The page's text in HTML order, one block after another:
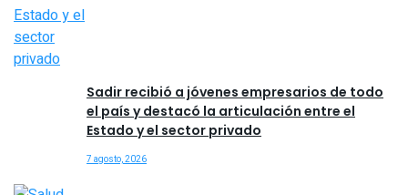
Sadir recibió a jóvenes empresarios de todo
el país y destacó la articulación entre el
Estado y el sector privado
7 agosto, 2026